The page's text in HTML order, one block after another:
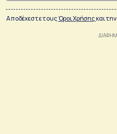
Αποδέχεστε τουςΌροι Χρήσηςκαι την